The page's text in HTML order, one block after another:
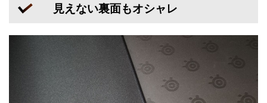
見えない裏面もオシャレ